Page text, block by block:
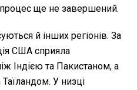
ще не завершений.
й інших регіонів. За
США сприяла
Індією та Пакистаном, а
У низці